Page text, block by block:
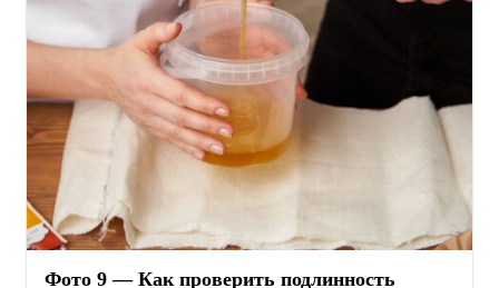
Фото 9 — Как проверить подлинность